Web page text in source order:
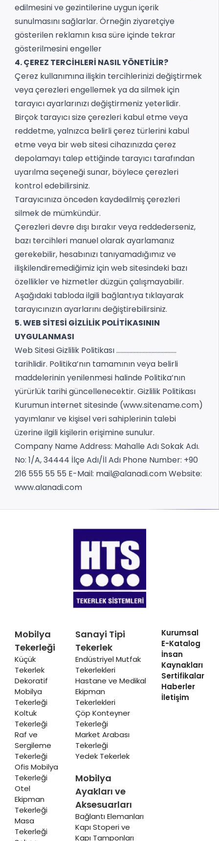
edilmesini ve gezintilerine uygun içerik
sunulmasını sağlarlar. Örneğin ziyaretçiye
gösterilen reklamın kısa süre içinde tekrar
gösterilmesini engeller
4. ÇEREZ TERCİHLERİ NASIL YÖNETİLİR?
Çerez kullanımına ilişkin tercihlerinizi değiştirmek
veya çerezleri engellemek ya da silmek için
tarayıcı ayarlarınızı değiştirmeniz yeterlidir.
Birçok tarayıcı size çerezleri kabul etme veya
reddetme, yalnızca belirli çerez türlerini kabul
etme veya bir web sitesi cihazınızda çerez
depolamayı talep ettiğinde tarayıcı tarafından
uyarılma seçeneği sunar, böylece çerezleri
kontrol edebilirsiniz.
Tarayıcınıza önceden kaydedilmiş çerezleri
silmek de mümkündür.
Çerezleri devre dışı bırakır veya reddederseniz,
bazı tercihleri manuel olarak ayarlamanız
gerekebilir, hesabınızı tanıyamadığımız ve
ilişkilendiremediğimiz için web sitesindeki bazı
özellikler ve hizmetler düzgün çalışmayabilir.
Aşağıdaki tabloda ilgili bağlantıya tıklayarak
tarayıcınızın ayarlarını değiştirebilirsiniz.
5. WEB SİTESİ GİZLİLİK POLİTİKASININ
UYGULANMASI
Web Sitesi Gizlilik Politikası …………………………………..
tarihlidir. Politika’nın tamamının veya belirli
maddelerinin yenilenmesi halinde Politika’nın
yürürlük tarihi güncellenecektir. Gizlilik Politikası
Kurumun internet sitesinde (www.sitename.com)
yayımlanır ve kişisel veri sahiplerinin talebi
üzerine ilgili kişilerin erişimine sunulur.
Company NameAddress: Mahalle Adı Sokak Adı.
No: 1/A, 34444 İlçe Adı/İl Adı Phone Number: +90
216 555 55 55 E-Mail: mail@alanadi.comWebsite:
www.alanadi.com
Mobilya
Tekerleği
Küçük
Tekerlek
Dekoratif
Mobilya
Tekerleği
Koltuk
Tekerleği
Raf ve
Sergileme
Tekerleği
Ofis Mobilya
Tekerleği
Otel
Ekipman
Tekerleği
Masa
Tekerleği
Sanayi Tipi
Tekerlek
Endüstriyel Mutfak
Tekerlekleri
Hastane ve Medikal
Ekipman
Tekerlekleri
Çöp Konteyner
Tekerleği
Market Arabası
Tekerleği
Yedek Tekerlek
Mobilya
Ayakları ve
Aksesuarları
Bağlantı Elemanları
Kapı Stoperi ve
Kapı Tamponları
Kurumsal
E-Katalog
İnsan
Kaynakları
Sertifikalar
Haberler
İletişim